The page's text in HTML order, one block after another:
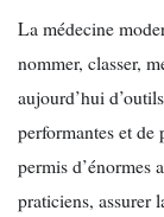
La médecine
nommer, classer,
aujourd’hui
performantes et
permis d’énormes
praticiens, assurer